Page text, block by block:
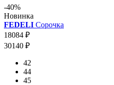
-40%
Новинка
FEDELI Сорочка
18084 ₽
30140 ₽
42
44
45